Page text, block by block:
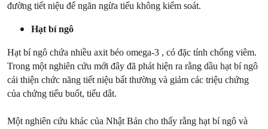
đường tiết niệu để ngăn ngừa tiểu không kiểm soát.
Hạt bí ngô
Hạt bí ngô chứa nhiều axit béo omega-3 , có đặc tính chống viêm.
Trong một nghiên cứu mới đây đã phát hiện ra rằng dầu hạt bí ngô
cải thiện chức năng tiết niệu bất thường và giảm các triệu chứng
của chứng tiểu buốt, tiểu dắt.
Một nghiên cứu khác của Nhật Bản cho thấy rằng hạt bí ngô và